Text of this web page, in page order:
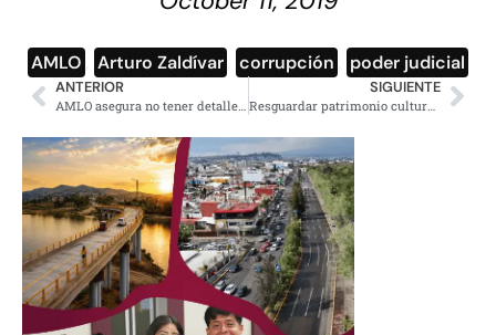
AMLO Arturo Zaldívar corrupción poder judicial
ANTERIOR
AMLO asegura no tener detalles sobre expediente de Medina Mora
SIGUIENTE
Resguardar patrimonio cultural y pedir perdón por abusos pasados: AMLO